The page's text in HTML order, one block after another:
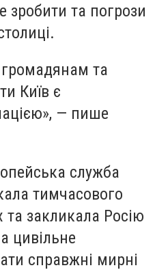
зробити та погрози
та
Київ є
— пише
служба
тимчасового
та закликала Росію
цивільне
справжні мирні